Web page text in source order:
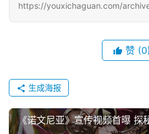
日
对
接
会
https://youxichaguan.com/
赞 (0)
生成海报
《诺文尼亚》宣传视频首曝 探